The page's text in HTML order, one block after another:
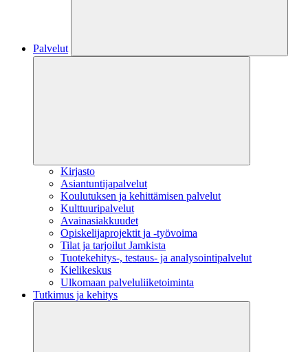
Palvelut
Kirjasto
Asiantuntijapalvelut
Koulutuksen ja kehittämisen palvelut
Kulttuuripalvelut
Avainasiakkuudet
Opiskelijaprojektit​ ja -työvoima
Tilat ja tarjoilut Jamkista
Tuotekehitys-, testaus- ja analysointipalvelut
Kielikeskus
Ulkomaan palveluliiketoiminta
Tutkimus ja kehitys